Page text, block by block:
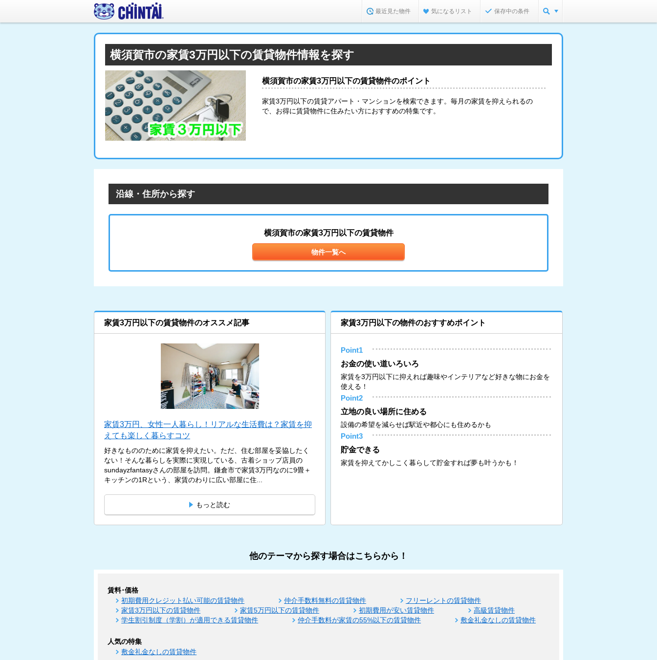
最近見た物件 気になるリスト 保存中の条件
横須賀市の家賃3万円以下の賃貸物件情報を探す
横須賀市の家賃3万円以下の賃貸物件のポイント
家賃3万円以下の賃貸アパート・マンションを検索できます。毎月の家賃を抑えられるの
で、お得に賃貸物件に住みたい方におすすめの特集です。
沿線・住所から探す
横須賀市の家賃3万円以下の賃貸物件
物件一覧へ
家賃3万円以下の賃貸物件のオススメ記事
家賃3万円、女性一人暮らし！リアルな生活費は？家賃を抑
えても楽しく暮らすコツ
好きなもののために家賃を抑えたい。ただ、住む部屋を妥協したく
ない！そんな暮らしを実際に実現している、古着ショップ店員の
sundayzfantasyさんの部屋を訪問。鎌倉市で家賃3万円なのに9畳＋
キッチンの1Rという、家賃のわりに広い部屋に住...
もっと読む
家賃3万円以下の物件のおすすめポイント
Point1
お金の使い道いろいろ
家賃を3万円以下に抑えれば趣味やインテリアなど好きな物にお金を
使える！
Point2
立地の良い場所に住める
設備の希望を減らせば駅近や都心にも住めるかも
Point3
貯金できる
家賃を抑えてかしこく暮らして貯金すれば夢も叶うかも！
他のテーマから探す場合はこちらから！
賃料･価格
初期費用クレジット払い可能の賃貸物件 仲介手数料無料の賃貸物件
フリーレントの賃貸物件
家賃3万円以下の賃貸物件
家賃5万円以下の賃貸物件 初期費用が安い賃貸物件
高級賃貸物件
学生割引制度（学割）が適用できる賃貸物件
仲介手数料が家賃の55%以下の賃貸物件 敷金礼金なしの賃貸物件
人気の特集
敷金礼金なしの賃貸物件